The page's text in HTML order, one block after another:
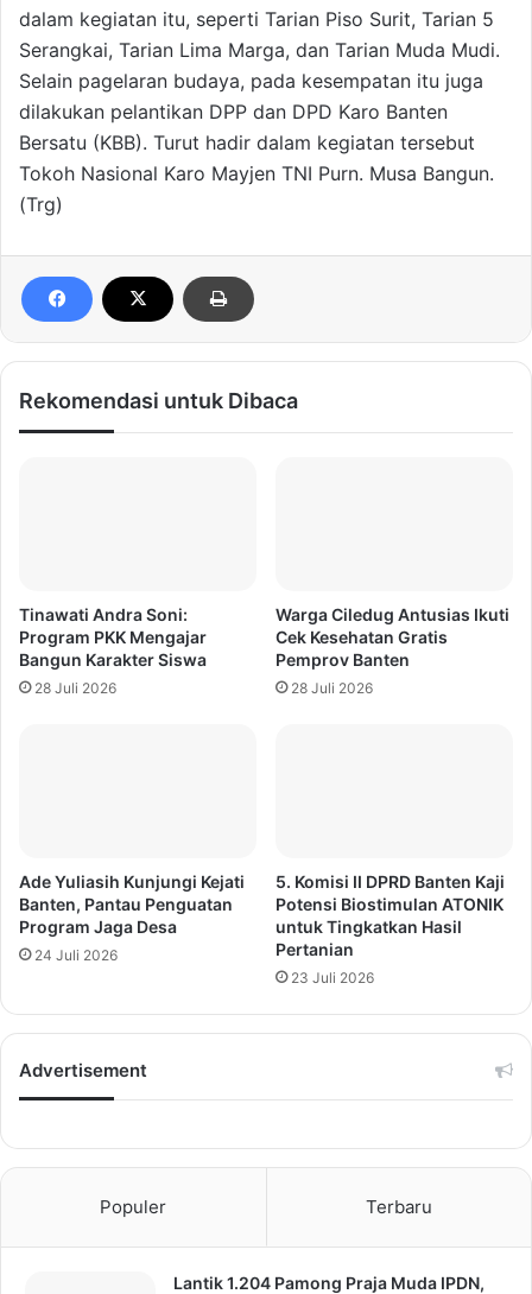
dalam kegiatan itu, seperti Tarian Piso Surit, Tarian 5
Serangkai, Tarian Lima Marga, dan Tarian Muda Mudi.
Selain pagelaran budaya, pada kesempatan itu juga
dilakukan pelantikan DPP dan DPD Karo Banten
Bersatu (KBB). Turut hadir dalam kegiatan tersebut
Tokoh Nasional Karo Mayjen TNI Purn. Musa Bangun.
(Trg)
Rekomendasi untuk Dibaca
Tinawati Andra Soni:
Program PKK Mengajar
Bangun Karakter Siswa
28 Juli 2026
Warga Ciledug Antusias Ikuti
Cek Kesehatan Gratis
Pemprov Banten
28 Juli 2026
Ade Yuliasih Kunjungi Kejati
Banten, Pantau Penguatan
Program Jaga Desa
24 Juli 2026
5. Komisi II DPRD Banten Kaji
Potensi Biostimulan ATONIK
untuk Tingkatkan Hasil
Pertanian
23 Juli 2026
Advertisement
Populer Terbaru
Lantik 1.204 Pamong Praja Muda IPDN,